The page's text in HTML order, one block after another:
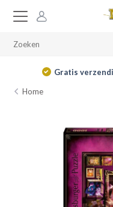
Gratis
Home